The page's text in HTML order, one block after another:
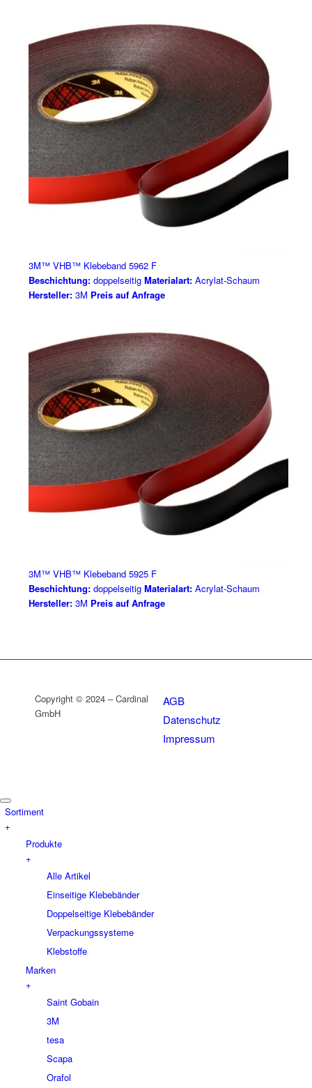
3M™ VHB™ Klebeband 5962 F
Beschichtung:doppelseitig Materialart:Acrylat-Schaum
Hersteller:3M Preis auf Anfrage
3M™ VHB™ Klebeband 5925 F
Beschichtung:doppelseitig Materialart:Acrylat-Schaum
Hersteller:3M Preis auf Anfrage
Copyright © 2024 – Cardinal
GmbH
AGB
Datenschutz
Impressum
Sortiment
+
Produkte
+
Alle Artikel
Einseitige Klebebänder
Doppelseitige Klebebänder
Verpackungssysteme
Klebstoffe
Marken
+
Saint Gobain
3M
tesa
Scapa
Orafol